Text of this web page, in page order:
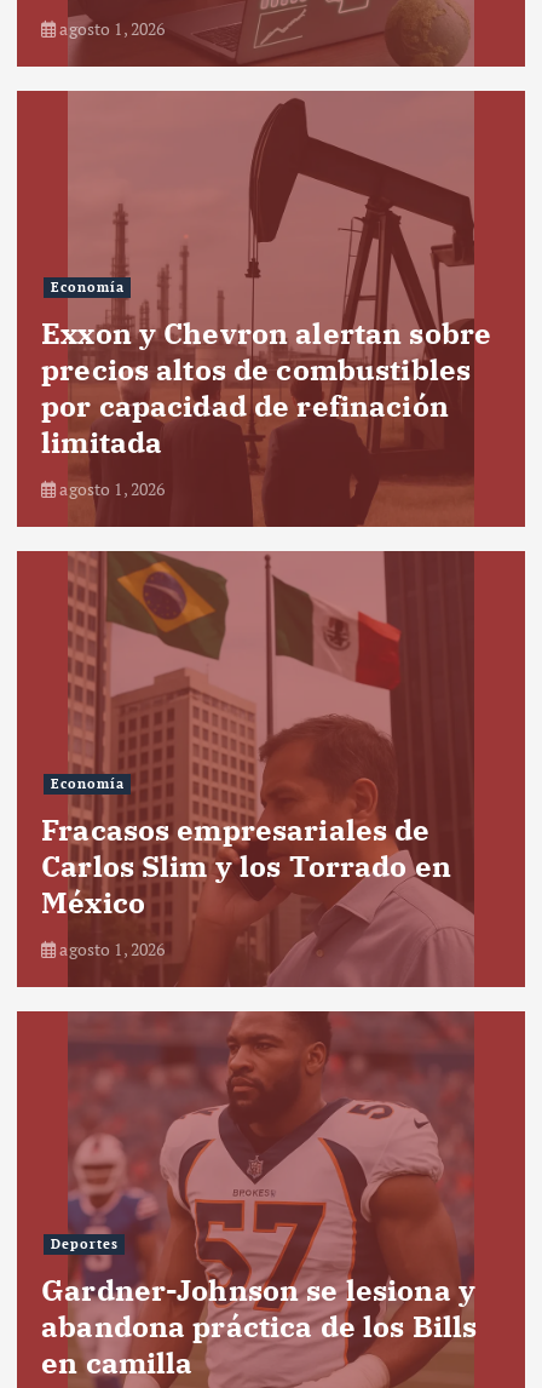
agosto 1, 2026
Economía
Exxon y Chevron alertan sobre
precios altos de combustibles
por capacidad de refinación
limitada
agosto 1, 2026
Economía
Fracasos empresariales de
Carlos Slim y los Torrado en
México
agosto 1, 2026
Deportes
Gardner-Johnson se lesiona y
abandona práctica de los Bills
en camilla